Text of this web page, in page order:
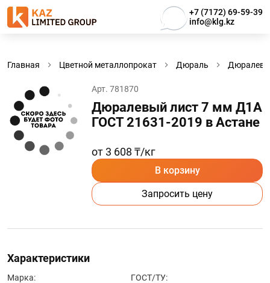
+7 (7172) 69-59-39
info@klg.kz
Главная Цветной металлопрокат Дюраль
Арт. 781870
Дюралевый лист 7 мм Д1А
ГОСТ 21631-2019 в Астанe
от 3 608 ₸/кг
В корзину
Запросить цену
Характеристики
Марка:
ГОСТ/ТУ: